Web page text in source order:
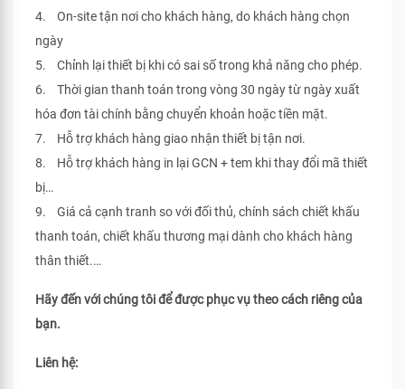
4. On-site tận nơi cho khách hàng, do khách hàng chọn
ngày
5. Chỉnh lại thiết bị khi có sai số trong khả năng cho phép.
6. Thời gian thanh toán trong vòng 30 ngày từ ngày xuất
hóa đơn tài chính bằng chuyển khoản hoặc tiền mặt.
7. Hỗ trợ khách hàng giao nhận thiết bị tận nơi.
8. Hỗ trợ khách hàng in lại GCN + tem khi thay đổi mã thiết
bị…
9. Giá cả cạnh tranh so với đối thủ, chính sách chiết khấu
thanh toán, chiết khấu thương mại dành cho khách hàng
thân thiết.…
Hãy đến với chúng tôi để được phục vụ theo cách riêng của
bạn.
Liên hệ: